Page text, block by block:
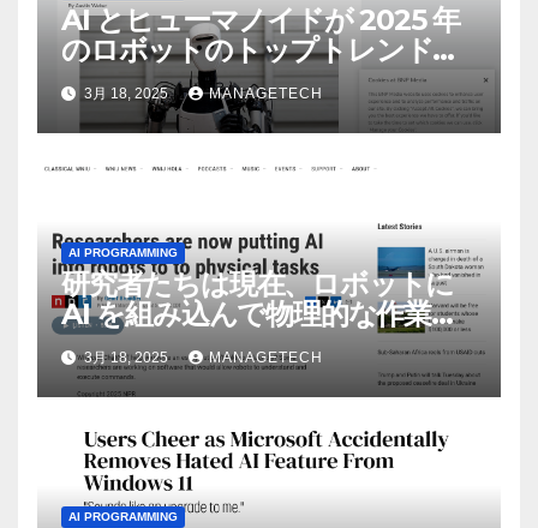
AI とヒューマノイドが 2025 年
のロボットのトップトレンドに |
ASSEMBLY
3月 18, 2025 MANAGETECH
AI PROGRAMMING
研究者たちは現在、ロボットに
AI を組み込んで物理的な作業を
実行させている | ノーザン パブ
リック ラジオ: WNIJ および
WNIU
3月 18, 2025 MANAGETECH
AI PROGRAMMING